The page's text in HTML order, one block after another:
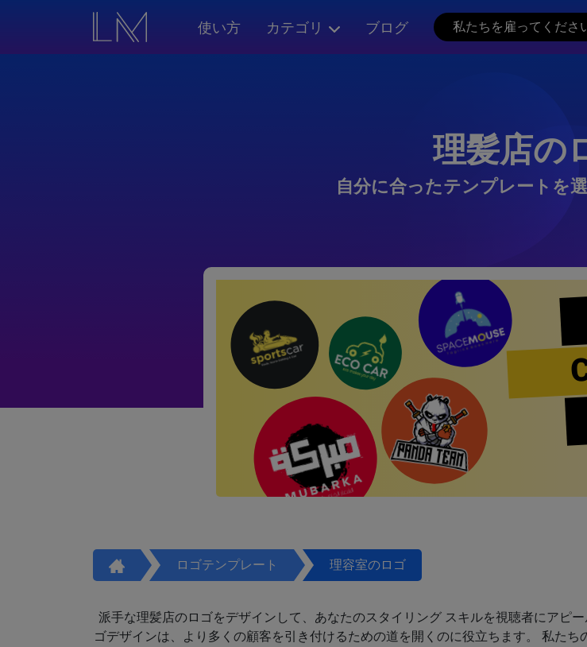
使い方 カテゴリ ブログ 私たちを雇ってくださ
理髪店の
自分に合ったテンプレートを
ロゴテンプレート 理容室のロゴ
派手な理髪店のロゴをデザインして、あなたのスタイリング スキルを視聴者にアピ
ゴデザインは、より多くの顧客を引き付けるための道を開くのに役立ちます。 私たち